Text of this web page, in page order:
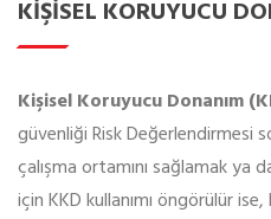
KİŞİSEL KORUYUCU
Kişisel Koruyucu Donanım
güvenliği Risk Değerlendirmesi
çalışma ortamını sağlamak
için KKD kullanımı öngörülür